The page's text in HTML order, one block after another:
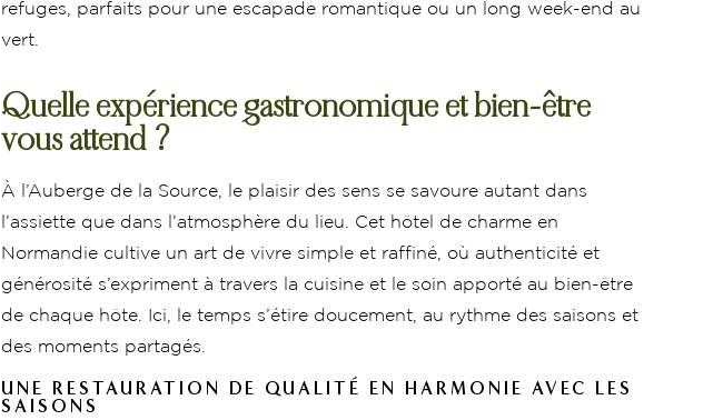
refuges, parfaits pour une escapade romantique ou un long week-end au
vert.
Quelle expérience gastronomique et bien-être
vous attend ?
À l’Auberge de la Source, le plaisir des sens se savoure autant dans
l’assiette que dans l’atmosphère du lieu. Cet hôtel de charme en
Normandie cultive un art de vivre simple et raffiné, où authenticité et
générosité s’expriment à travers la cuisine et le soin apporté au bien-être
de chaque hôte. Ici, le temps s’étire doucement, au rythme des saisons et
des moments partagés.
UNE RESTAURATION DE QUALITÉ EN HARMONIE AVEC LES
SAISONS